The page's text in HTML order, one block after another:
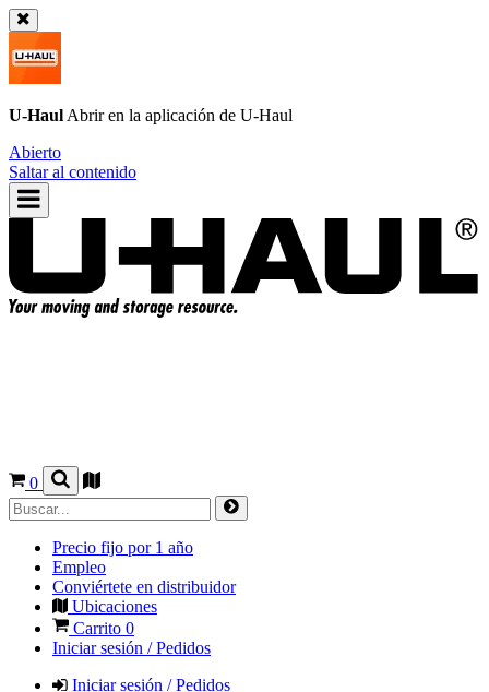
U-Haul Abrir en la aplicación de U-Haul
Abierto
Saltar al contenido
0
Precio fijo por 1 año
Empleo
Conviértete en distribuidor
Ubicaciones
Carrito 0
Iniciar sesión / Pedidos
Iniciar sesión / Pedidos